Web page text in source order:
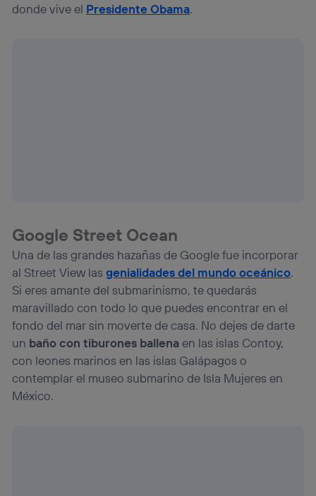
donde vive el Presidente Obama.
Google Street Ocean
Una de las grandes hazañas de Google fue incorporar
al Street View lasgenialidades del mundo oceánico.
Si eres amante del submarinismo, te quedarás
maravillado con todo lo que puedes encontrar en el
fondo del mar sin moverte de casa. No dejes de darte
un baño con tiburones ballenaen las islas Contoy,
con leones marinos en las islas Galápagos o
contemplar el museo submarino de Isla Mujeres en
México.